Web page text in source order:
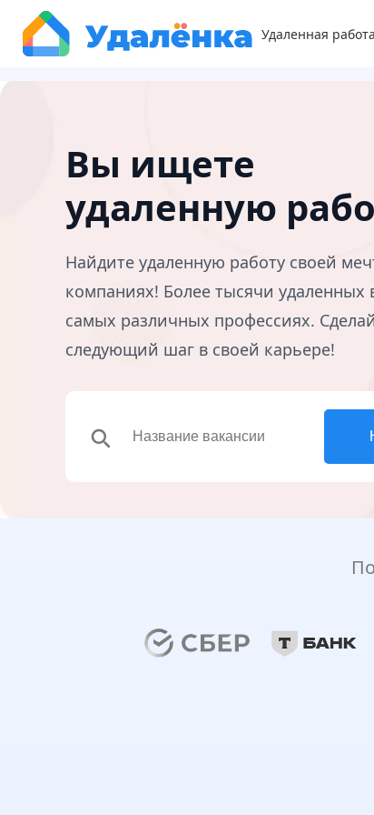
Удаленная работа
Вы ищете
удаленную
Найдите удаленную работу своей
компаниях! Более тысячи удаленных
самых различных профессиях.
следующий шаг в своей карьере!
search